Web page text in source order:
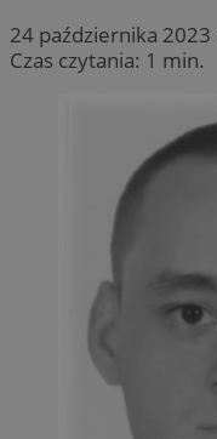
24 października 2023
Czas czytania: 1 min.